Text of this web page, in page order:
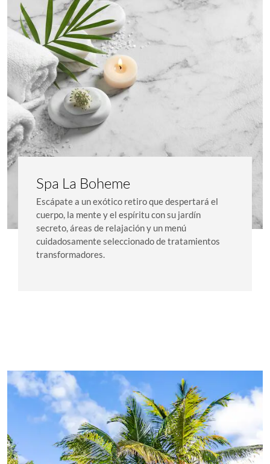
Spa La Boheme
Escápate a un exótico retiro que despertará el
cuerpo, la mente y el espíritu con su jardín
secreto, áreas de relajación y un menú
cuidadosamente seleccionado de tratamientos
transformadores.